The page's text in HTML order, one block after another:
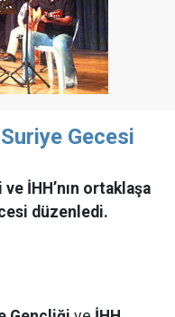
Gecesi
İHH’nın ortaklaşa
düzenledi.